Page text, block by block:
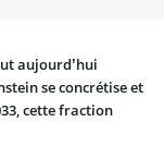
aujourd’hui
se concrétise et
cette fraction